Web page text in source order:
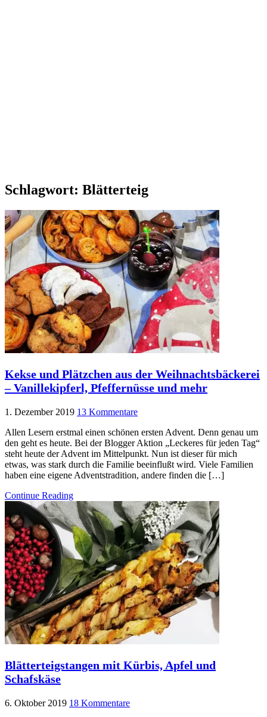
Schlagwort: Blätterteig
Kekse und Plätzchen aus der Weihnachtsbäckerei
– Vanillekipferl, Pfeffernüsse und mehr
1. Dezember 2019 13 Kommentare
Allen Lesern erstmal einen schönen ersten Advent. Denn genau um
den geht es heute. Bei der Blogger Aktion „Leckeres für jeden Tag“
steht heute der Advent im Mittelpunkt. Nun ist dieser für mich
etwas, was stark durch die Familie beeinflußt wird. Viele Familien
haben eine eigene Adventstradition, andere finden die […]
Continue Reading
Blätterteigstangen mit Kürbis, Apfel und
Schafskäse
6. Oktober 2019 18 Kommentare